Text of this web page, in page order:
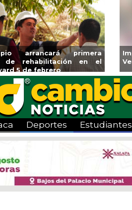
Gobierno Municipal Expo
Regreso a Clases
Deportes Estudiantes